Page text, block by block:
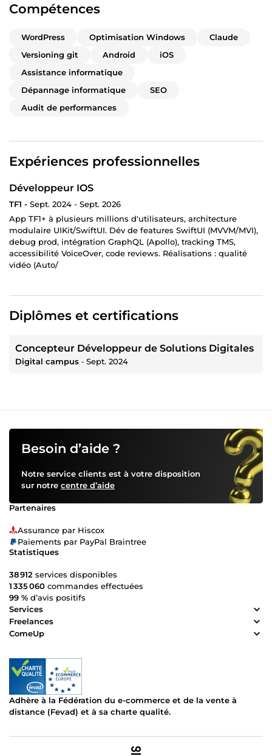
Compétences
WordPress Optimisation Windows
Claude
Versioning git
Android
iOS
Assistance informatique
Dépannage informatique
SEO
Audit de performances
Expériences professionnelles
Développeur IOS
TF1 - Sept. 2024 - Sept. 2026
App TF1+ à plusieurs millions d'utilisateurs, architecture
modulaire UIKit/SwiftUI. Dév de features SwiftUI (MVVM/MVI),
debug prod, intégration GraphQL (Apollo), tracking TMS,
accessibilité VoiceOver, code reviews. Réalisations : qualité
vidéo (Auto/
Diplômes et certifications
Concepteur Développeur de Solutions Digitales
Digital campus ‐ Sept. 2024
Besoin d’aide ?
Notre service clients est à votre disposition
sur notre centre d’aide
Partenaires
Assurance par Hiscox
Paiements par PayPal Braintree
Statistiques
38 912 services disponibles
1 335 060 commandes effectuées
99 % d’avis positifs
Services
Freelances
ComeUp
Adhère à la Fédération du e-commerce et de la vente à
distance (Fevad) et à sa charte qualité.